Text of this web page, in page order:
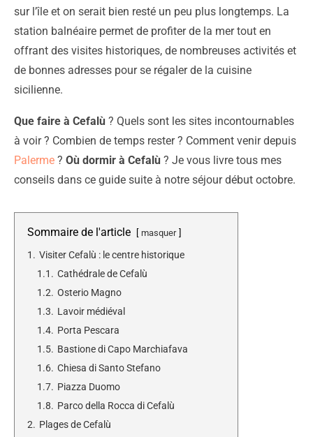
sur l’île et on serait bien resté un peu plus longtemps. La
station balnéaire permet de profiter de la mer tout en
offrant des visites historiques, de nombreuses activités et
de bonnes adresses pour se régaler de la cuisine
sicilienne.
Que faire à Cefalù ? Quels sont les sites incontournables
à voir ? Combien de temps rester ? Comment venir depuis
Palerme ? Où dormir à Cefalù ? Je vous livre tous mes
conseils dans ce guide suite à notre séjour début octobre.
Sommaire de l'article masquer
1. Visiter Cefalù : le centre historique
1.1. Cathédrale de Cefalù
1.2. Osterio Magno
1.3. Lavoir médiéval
1.4. Porta Pescara
1.5. Bastione di Capo Marchiafava
1.6. Chiesa di Santo Stefano
1.7. Piazza Duomo
1.8. Parco della Rocca di Cefalù
2. Plages de Cefalù